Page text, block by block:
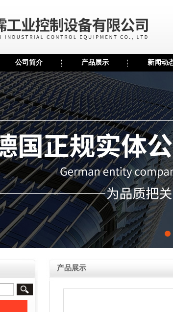
公司简介 产品展示 新闻动
产品展示